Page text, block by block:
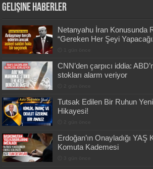
Gelişine Haberler
Netanyahu İran Konusunda
“Gereken Her Şeyi
CNN’den çarpıcı iddia:
stokları alarm veriyor
Tutsak Edilen Bir Ruhun
Hikayesi!
Erdoğan’ın Onayladığı YAŞ
Komuta Kademesi